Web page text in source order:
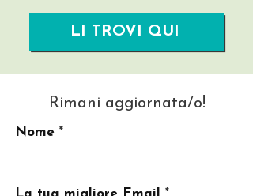
LI TROVI QUI
Rimani aggiornata/o!
Nome